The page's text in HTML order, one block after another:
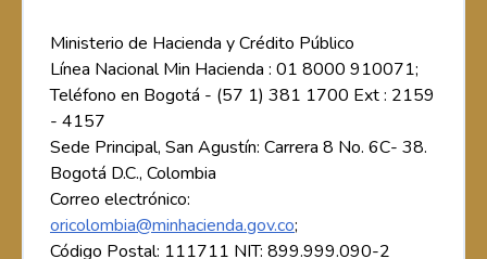
Ministerio de Hacienda y Crédito Público
Línea Nacional Min Hacienda : 01 8000 910071;
Teléfono en Bogotá - (57 1) 381 1700 Ext : 2159
- 4157
Sede Principal, San Agustín: Carrera 8 No. 6C- 38.
Bogotá D.C., Colombia
Correo electrónico:
oricolombia@minhacienda.gov.co;
Código Postal: 111711 NIT: 899.999.090-2